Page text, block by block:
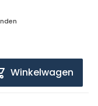
Winkelwagen